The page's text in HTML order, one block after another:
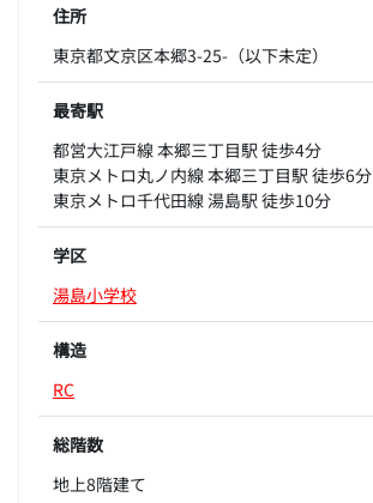
住所
東京都文京区本郷3-25-（以下未定）
最寄駅
都営大江戸線 本郷三丁目駅 徒歩4分
東京メトロ丸ノ内線 本郷三丁目駅 徒歩6分
東京メトロ千代田線 湯島駅 徒歩10分
学区
湯島小学校
構造
RC
総階数
地上8階建て